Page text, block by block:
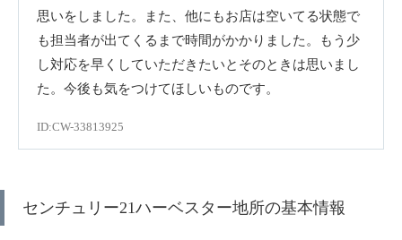
思いをしました。また、他にもお店は空いてる状態で
も担当者が出てくるまで時間がかかりました。もう少
し対応を早くしていただきたいとそのときは思いまし
た。今後も気をつけてほしいものです。
ID:CW-33813925
センチュリー21ハーベスター地所の基本情報